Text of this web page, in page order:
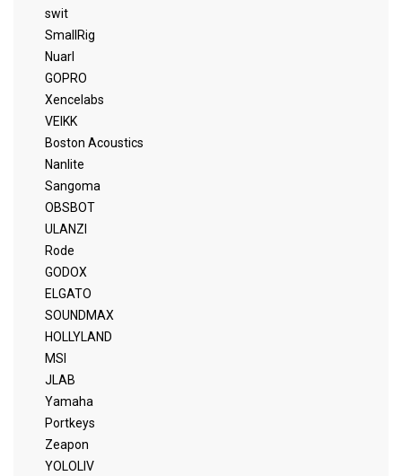
swit
SmallRig
Nuarl
GOPRO
Xencelabs
VEIKK
Boston Acoustics
Nanlite
Sangoma
OBSBOT
ULANZI
Rode
GODOX
ELGATO
SOUNDMAX
HOLLYLAND
MSI
JLAB
Yamaha
Portkeys
Zeapon
YOLOLIV